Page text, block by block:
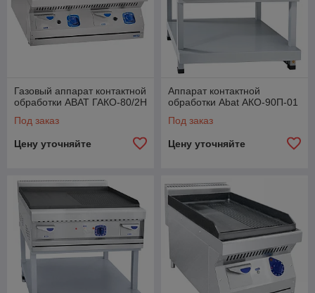
Газовый аппарат контактной
обработки ABAT ГАКО-80/2Н
Под заказ
Цену уточняйте
Аппарат контактной
обработки Abat АКО-90П-01
Под заказ
Цену уточняйте